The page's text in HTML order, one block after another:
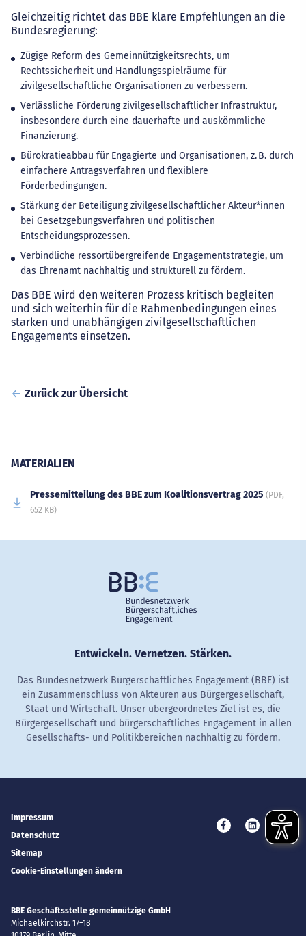
Gleichzeitig richtet das BBE klare Empfehlungen an die
Bundesregierung:
Zügige Reform des Gemeinnützigkeitsrechts, um
Rechtssicherheit und Handlungsspielräume für
zivilgesellschaftliche Organisationen zu verbessern.
Verlässliche Förderung zivilgesellschaftlicher Infrastruktur,
insbesondere durch eine dauerhafte und auskömmliche
Finanzierung.
Bürokratieabbau für Engagierte und Organisationen, z. B. durch
einfachere Antragsverfahren und flexiblere
Förderbedingungen.
Stärkung der Beteiligung zivilgesellschaftlicher Akteur*innen
bei Gesetzgebungsverfahren und politischen
Entscheidungsprozessen.
Verbindliche ressortübergreifende Engagementstrategie, um
das Ehrenamt nachhaltig und strukturell zu fördern.
Das BBE wird den weiteren Prozess kritisch begleiten
und sich weiterhin für die Rahmenbedingungen eines
starken und unabhängigen zivilgesellschaftlichen
Engagements einsetzen.
Zurück zur Übersicht
MATERIALIEN
Pressemitteilung des BBE zum Koalitionsvertrag 2025 (PDF,
652 KB)
Entwickeln. Vernetzen. Stärken.
Das Bundesnetzwerk Bürgerschaftliches Engagement (BBE) ist
ein Zusammenschluss von Akteuren aus Bürgergesellschaft,
Staat und Wirtschaft. Unser übergeordnetes Ziel ist es, die
Bürgergesellschaft und bürgerschaftliches Engagement in allen
Gesellschafts- und Politikbereichen nachhaltig zu fördern.
Impressum
Datenschutz
Sitemap
Cookie-Einstellungen ändern
Besuchen Sie uns
Besuchen
BBE Geschäftsstelle gemeinnützige GmbH
Michaelkirchstr. 17–18